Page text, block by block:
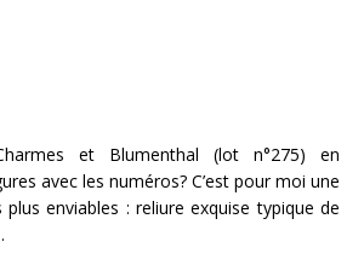
et Blumenthal (lot n°275) en
avec les numéros? C’est pour moi une
enviables : reliure exquise typique de